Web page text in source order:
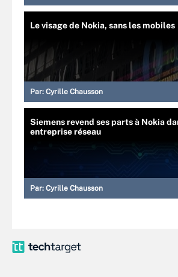
Le visage de Nokia, sans les mobiles
Par: Cyrille Chausson
Siemens revend ses parts à Nokia
entreprise réseau
Par: Cyrille Chausson